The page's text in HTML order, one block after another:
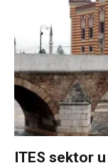
ITES sektor